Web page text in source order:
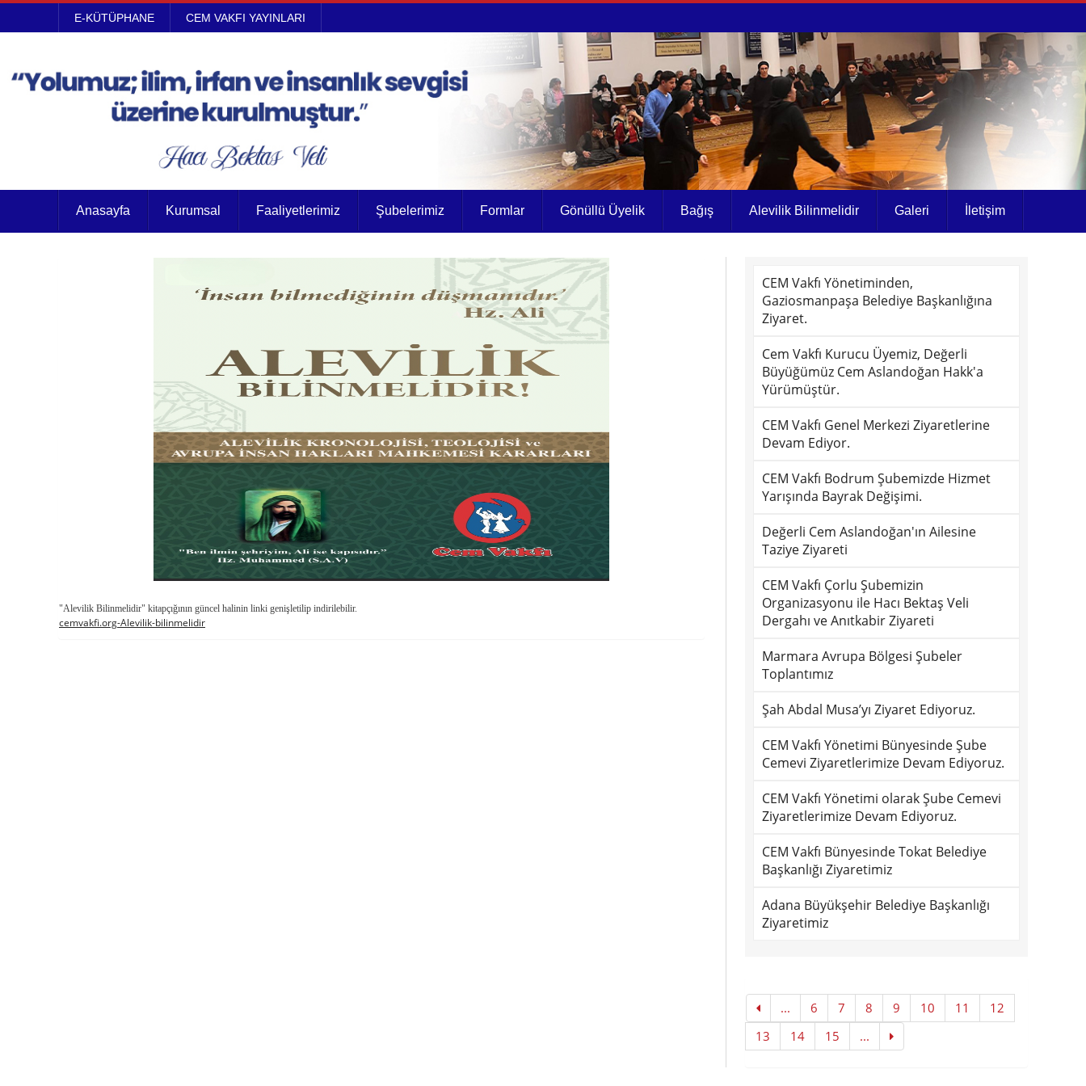
E-KÜTÜPHANE CEM VAKFI YAYINLARI
Anasayfa Kurumsal Faaliyetlerimiz Şubelerimiz Formlar Gönüllü Üyelik Bağış Alevilik Bilinmelidir Galeri İletişim
"Alevilik Bilinmelidir" kitapçığının güncel halinin linki genişletilip indirilebilir.
cemvakfi.org-Alevilik-bilinmelidir
CEM Vakfı Yönetiminden,
Gaziosmanpaşa Belediye Başkanlığına
Ziyaret.
Cem Vakfı Kurucu Üyemiz, Değerli
Büyüğümüz Cem Aslandoğan Hakk'a
Yürümüştür.
CEM Vakfı Genel Merkezi Ziyaretlerine
Devam Ediyor.
CEM Vakfı Bodrum Şubemizde Hizmet
Yarışında Bayrak Değişimi.
Değerli Cem Aslandoğan'ın Ailesine
Taziye Ziyareti
CEM Vakfı Çorlu Şubemizin
Organizasyonu ile Hacı Bektaş Veli
Dergahı ve Anıtkabir Ziyareti
Marmara Avrupa Bölgesi Şubeler
Toplantımız
Şah Abdal Musa’yı Ziyaret Ediyoruz.
CEM Vakfı Yönetimi Bünyesinde Şube
Cemevi Ziyaretlerimize Devam Ediyoruz.
CEM Vakfı Yönetimi olarak Şube Cemevi
Ziyaretlerimize Devam Ediyoruz.
CEM Vakfı Bünyesinde Tokat Belediye
Başkanlığı Ziyaretimiz
Adana Büyükşehir Belediye Başkanlığı
Ziyaretimiz
... 6 7 8 9 10 11
12
13
14 15 ...